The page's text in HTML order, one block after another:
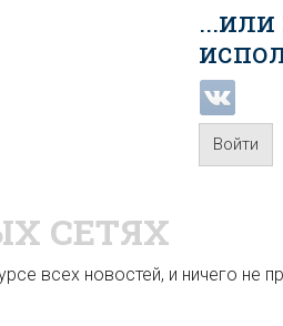
Войти
СЕТЯХ
всех новостей, и ничего не